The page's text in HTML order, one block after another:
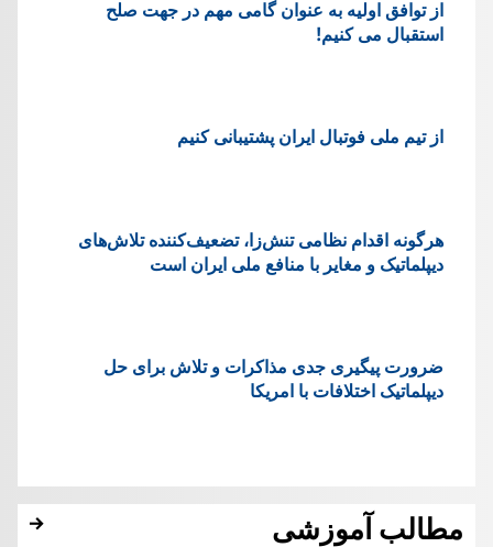
از توافق اولیه به عنوان گامی مهم در جهت صلح
استقبال می کنیم!
از تیم ملی فوتبال ایران پشتیبانی کنیم
هرگونه اقدام نظامی تنش‌زا، تضعیف‌کننده تلاش‌های
دیپلماتیک و مغایر با منافع ملی ایران است
ضرورت پیگیری جدی مذاکرات و تلاش برای حل
دیپلماتیک اختلافات با امریکا
مطالب آموزشی